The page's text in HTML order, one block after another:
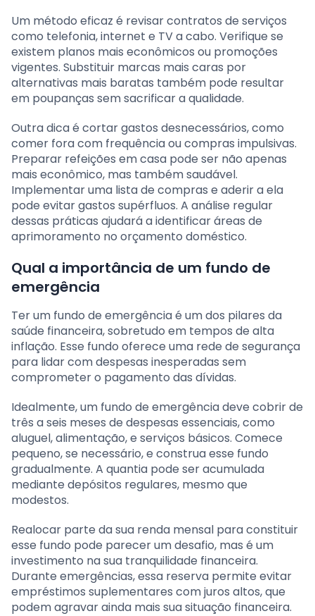
Um método eficaz é revisar contratos de serviços
como telefonia, internet e TV a cabo. Verifique se
existem planos mais econômicos ou promoções
vigentes. Substituir marcas mais caras por
alternativas mais baratas também pode resultar
em poupanças sem sacrificar a qualidade.
Outra dica é cortar gastos desnecessários, como
comer fora com frequência ou compras impulsivas.
Preparar refeições em casa pode ser não apenas
mais econômico, mas também saudável.
Implementar uma lista de compras e aderir a ela
pode evitar gastos supérfluos. A análise regular
dessas práticas ajudará a identificar áreas de
aprimoramento no orçamento doméstico.
Qual a importância de um fundo de
emergência
Ter um fundo de emergência é um dos pilares da
saúde financeira, sobretudo em tempos de alta
inflação. Esse fundo oferece uma rede de segurança
para lidar com despesas inesperadas sem
comprometer o pagamento das dívidas.
Idealmente, um fundo de emergência deve cobrir de
três a seis meses de despesas essenciais, como
aluguel, alimentação, e serviços básicos. Comece
pequeno, se necessário, e construa esse fundo
gradualmente. A quantia pode ser acumulada
mediante depósitos regulares, mesmo que
modestos.
Realocar parte da sua renda mensal para constituir
esse fundo pode parecer um desafio, mas é um
investimento na sua tranquilidade financeira.
Durante emergências, essa reserva permite evitar
empréstimos suplementares com juros altos, que
podem agravar ainda mais sua situação financeira.